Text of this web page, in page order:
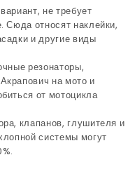
не требует
Сюда относят наклейки,
и другие виды
резонаторы,
на мото и
от мотоцикла
клапанов, глушителя и
системы могут